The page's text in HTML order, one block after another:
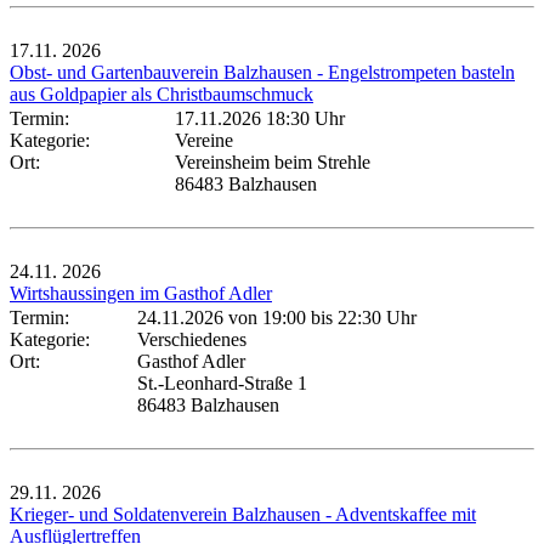
17.11. 2026
Obst- und Gartenbauverein Balzhausen - Engelstrompeten basteln
aus Goldpapier als Christbaumschmuck
Termin:
17.11.2026 18:30 Uhr
Kategorie:
Vereine
Ort:
Vereinsheim beim Strehle
86483 Balzhausen
24.11. 2026
Wirtshaussingen im Gasthof Adler
Termin:
24.11.2026 von 19:00 bis 22:30 Uhr
Kategorie:
Verschiedenes
Ort:
Gasthof Adler
St.-Leonhard-Straße 1
86483 Balzhausen
29.11. 2026
Krieger- und Soldatenverein Balzhausen - Adventskaffee mit
Ausflüglertreffen